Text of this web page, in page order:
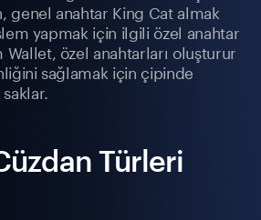
genel anahtar King Cat almak
yapmak için ilgili özel anahtar
özel anahtarları oluşturur
sağlamak için çipinde
Türleri